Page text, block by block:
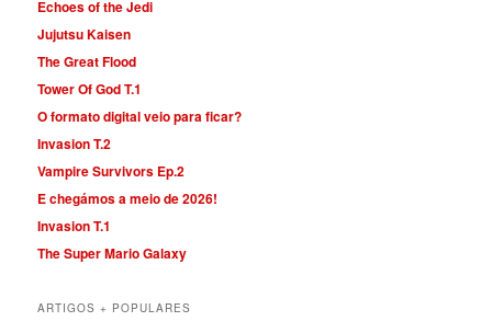
Echoes of the Jedi
Jujutsu Kaisen
The Great Flood
Tower Of God T.1
O formato digital veio para ficar?
Invasion T.2
Vampire Survivors Ep.2
E chegámos a meio de 2026!
Invasion T.1
The Super Mario Galaxy
ARTIGOS + POPULARES